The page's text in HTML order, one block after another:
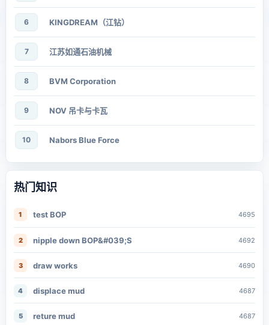
6 KINGDREAM（江钻）
7 江苏如通石油机械
8 BVM Corporation
9 NOV 吊卡与卡瓦
10 Nabors Blue Force
热门知识
1 test BOP 4695
2 nipple down BOP&#039;S 4692
3 draw works 4690
4 displace mud 4687
5 reture mud 4687